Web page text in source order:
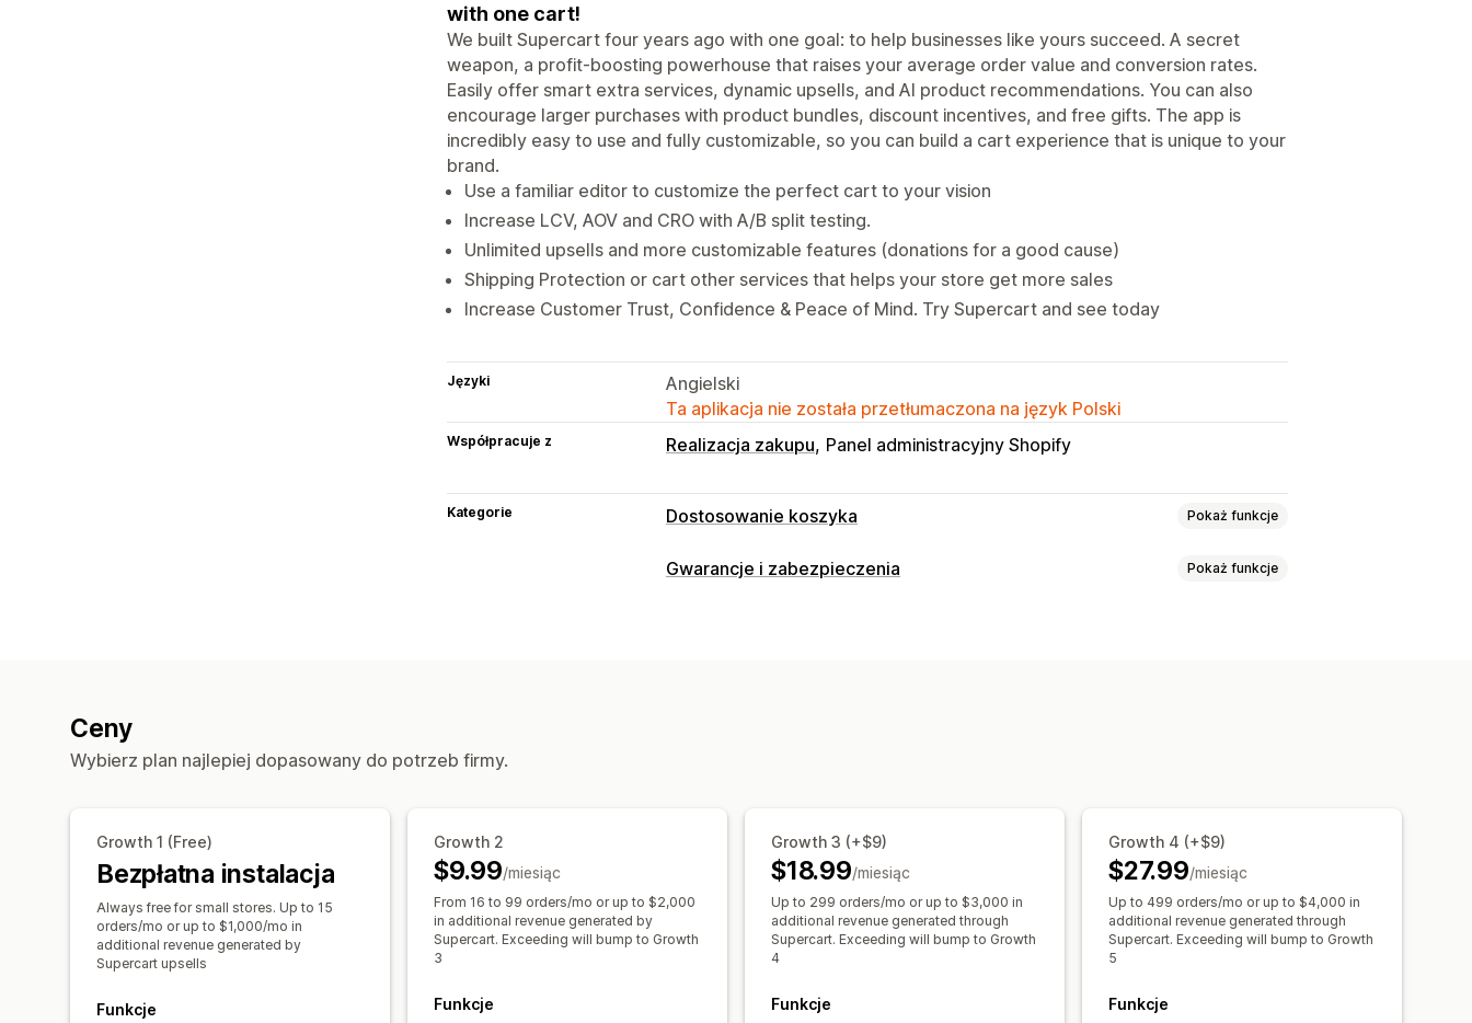
with one cart!
We built Supercart four years ago with one goal: to help businesses like yours succeed. A secret
weapon, a profit-boosting powerhouse that raises your average order value and conversion rates.
Easily offer smart extra services, dynamic upsells, and AI product recommendations. You can also
encourage larger purchases with product bundles, discount incentives, and free gifts. The app is
incredibly easy to use and fully customizable, so you can build a cart experience that is unique to your
brand.
Use a familiar editor to customize the perfect cart to your vision
Increase LCV, AOV and CRO with A/B split testing.
Unlimited upsells and more customizable features (donations for a good cause)
Shipping Protection or cart other services that helps your store get more sales
Increase Customer Trust, Confidence & Peace of Mind. Try Supercart and see today
Języki
Angielski
Ta aplikacja nie została przetłumaczona na język Polski
Współpracuje z Realizacja zakupu Panel administracyjny Shopify
Kategorie Dostosowanie koszyka Pokaż funkcje
Wyświetlanie koszyka
Personalizacja realizacji zakupu
Automatyczne rabaty
Sprzedaż droższych produktów za pomocą jednego kliknięcia
Współdzielenie koszyka
Gwarancje i zabezpieczenia Pokaż funkcje
Obsługa automatyczna
Ceny
Wybierz plan najlepiej dopasowany do potrzeb firmy.
Growth 1 (Free)
Bezpłatna instalacja
Always free for small stores. Up to 15
orders/mo or up to $1,000/mo in
additional revenue generated by
Supercart upsells
Funkcje
Growth 2
$9.99/miesiąc
From 16 to 99 orders/mo or up to $2,000
in additional revenue generated by
Supercart. Exceeding will bump to Growth
3
Funkcje
Growth 3 (+$9)
$18.99/miesiąc
Up to 299 orders/mo or up to $3,000 in
additional revenue generated through
Supercart. Exceeding will bump to Growth
4
Funkcje
Growth 4 (+$9)
$27.99/miesiąc
Up to 499 orders/mo or up to $4,000 in
additional revenue generated through
Supercart. Exceeding will bump to Growth
5
Funkcje